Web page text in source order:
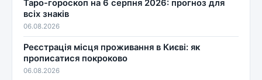
Таро-гороскоп на 6 серпня 2026: прогноз для
всіх знаків
06.08.2026
Реєстрація місця проживання в Києві: як
прописатися покроково
06.08.2026